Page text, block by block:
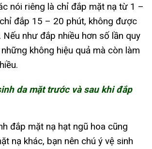
nói riêng là chỉ đắp mặt nạ từ 1 –
đắp 15 – 20 phút, không được
Nếu như đắp nhiều hơn số lần quy
không hiệu quả mà còn làm
da mặt trước và sau khi đắp
đắp mặt nạ hạt ngũ hoa cũng
nạ khác, bạn nên chú ý vệ sinh